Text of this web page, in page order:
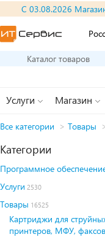
С 03.08.2026
Каталог товаров
Услуги Магазин
Все категории > Товары
Категории
Программное
Услуги 2530
Товары 16525
Картриджи для
принтеров, МФУ, факсов